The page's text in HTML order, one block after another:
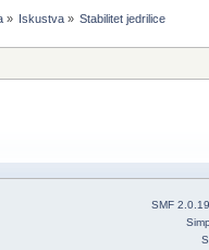
» Iskustva» Stabilitet jedrilice
SMF 2.0.19